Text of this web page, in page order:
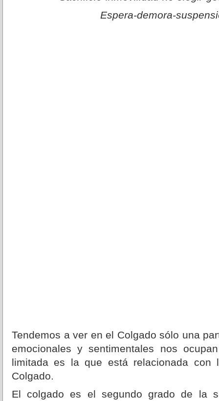
Espera-demora-
Tendemos a ver en el Colgado sólo una
emocionales y sentimentales nos
limitada es la que está relacionada
Colgado.
El colgado es el segundo grado de la